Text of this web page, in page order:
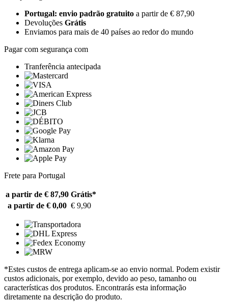
Portugal: envio padrão gratuito a partir de € 87,90
Devoluções Grátis
Enviamos para mais de 40 países ao redor do mundo
Pagar com segurança com
Tranferência antecipada
Frete para Portugal
a partir de € 87,90 Grátis*
a partir de € 0,00 € 9,90
*Estes custos de entrega aplicam-se ao envio normal. Podem existir
custos adicionais, por exemplo, devido ao peso, tamanho ou
características dos produtos. Encontrarás esta informação
diretamente na descrição do produto.